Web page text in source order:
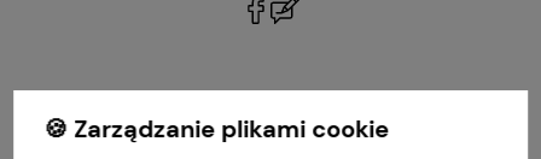
MOJE KONTO
🍪 Zarządzanie plikami cookie